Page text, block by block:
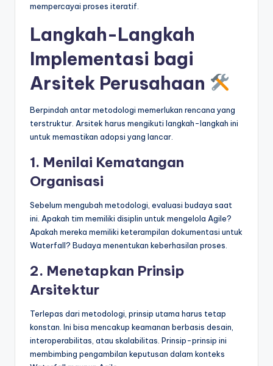
mempercayai proses iteratif.
Langkah-Langkah
Implementasi bagi
Arsitek Perusahaan
Berpindah antar metodologi memerlukan rencana yang
terstruktur. Arsitek harus mengikuti langkah-langkah ini
untuk memastikan adopsi yang lancar.
1. Menilai Kematangan
Organisasi
Sebelum mengubah metodologi, evaluasi budaya saat
ini. Apakah tim memiliki disiplin untuk mengelola Agile?
Apakah mereka memiliki keterampilan dokumentasi untuk
Waterfall? Budaya menentukan keberhasilan proses.
2. Menetapkan Prinsip
Arsitektur
Terlepas dari metodologi, prinsip utama harus tetap
konstan. Ini bisa mencakup keamanan berbasis desain,
interoperabilitas, atau skalabilitas. Prinsip-prinsip ini
membimbing pengambilan keputusan dalam konteks